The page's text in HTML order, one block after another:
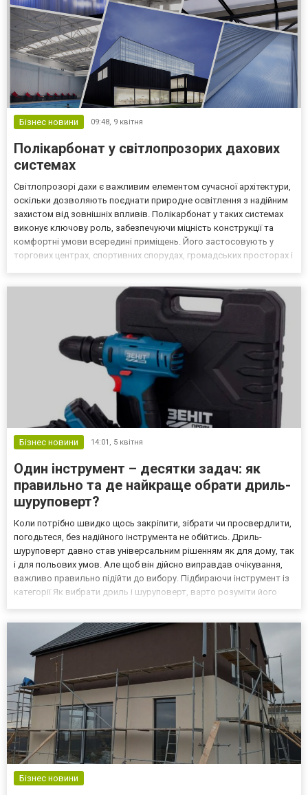
Бізнес новини 09:48, 9 квітня
Полікарбонат у світлопрозорих дахових
системах
Світлопрозорі дахи є важливим елементом сучасної архітектури,
оскільки дозволяють поєднати природне освітлення з надійним
захистом від зовнішніх впливів. Полікарбонат у таких системах
виконує ключову роль, забезпечуючи міцність конструкції та
комфортні умови всередині приміщень. Його застосовують у
торгових центрах, спортивних спорудах, громадських просторах і
Бізнес новини 14:01, 5 квітня
Один інструмент – десятки задач: як
правильно та де найкраще обрати дриль-
шуруповерт?
Коли потрібно швидко щось закріпити, зібрати чи просвердлити,
погодьтеся, без надійного інструмента не обійтись. Дриль-
шуруповерт давно став універсальним рішенням як для дому, так
і для польових умов. Але щоб він дійсно виправдав очікування,
важливо правильно підійти до вибору. Підбираючи інструмент із
категорії Як вибрати дриль і шуруповерт, варто розуміти його
Бізнес новини